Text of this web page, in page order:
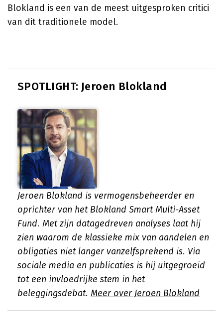
Blokland is een van de meest uitgesproken critici
van dit traditionele model.
SPOTLIGHT: Jeroen Blokland
Jeroen Blokland is vermogensbeheerder en
oprichter van het Blokland Smart Multi-Asset
Fund. Met zijn datagedreven analyses laat hij
zien waarom de klassieke mix van aandelen en
obligaties niet langer vanzelfsprekend is. Via
sociale media en publicaties is hij uitgegroeid
tot een invloedrijke stem in het
beleggingsdebat. Meer over Jeroen Blokland